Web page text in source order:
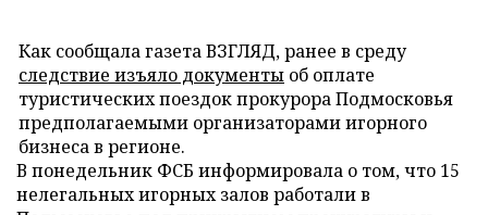
Как сообщала газета ВЗГЛЯД, ранее в среду
следствие изъяло документы об оплате
туристических поездок прокурора Подмосковья
предполагаемыми организаторами игорного
бизнеса в регионе.
В понедельник ФСБ информировала о том, что 15
нелегальных игорных залов работали в